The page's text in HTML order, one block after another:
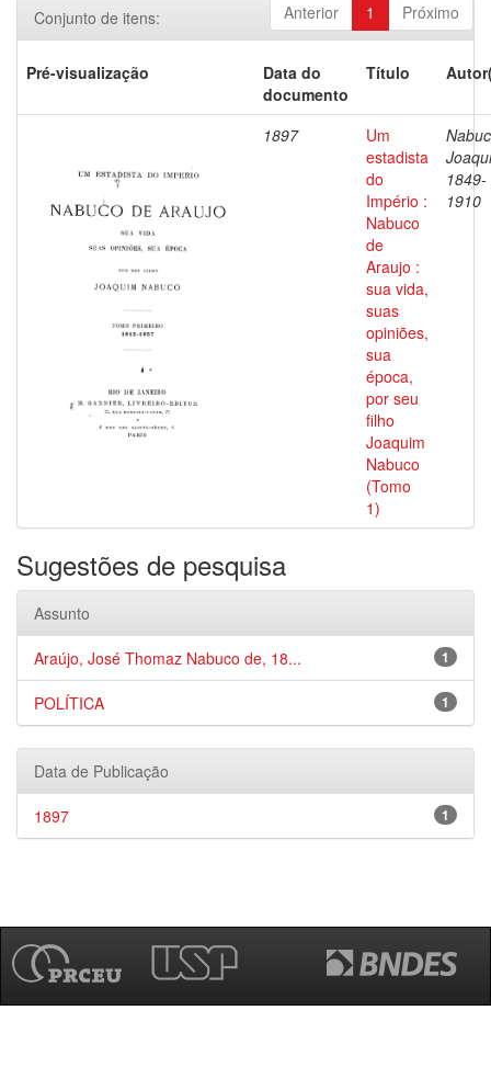
Anterior 1 Próximo
Conjunto de itens:
Pré-visualização
Data do
documento
Título
1897
Um
estadista
do
Império :
Nabuco
de
Araujo :
sua vida,
suas
opiniões,
sua
época,
por seu
filho
Joaquim
Nabuco
(Tomo
1)
1849-
1910
Sugestões de pesquisa
Assunto
1
Araújo, José Thomaz Nabuco de, 18...
1
POLÍTICA
Data de Publicação
1
1897